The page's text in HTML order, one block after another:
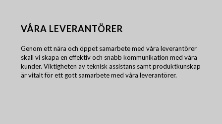
VÅRA LEVERANTÖRER
Genom ett nära och öppet samarbete med våra leverantörer
skall vi skapa en effektiv och snabb kommunikation med våra
kunder. Viktigheten av teknisk assistans samt produktkunskap
är vitalt för ett gott samarbete med våra leverantörer.